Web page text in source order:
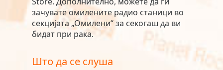
зачувате омилените радио станици во
секцијата „Омилени“ за секогаш да ви
бидат при рака.
Што да се слуша